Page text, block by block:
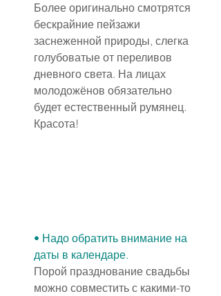
Более оригинально смотрятся
бескрайние пейзажи
заснеженной природы, слегка
голубоватые от переливов
дневного света. На лицах
молодожёнов обязательно
будет естественный румянец.
Красота!
• Надо обратить внимание на
даты в календаре.
Порой празднование свадьбы
можно совместить с какими-то